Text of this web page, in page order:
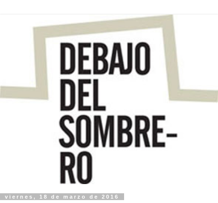
viernes, 18 de marzo de 2016